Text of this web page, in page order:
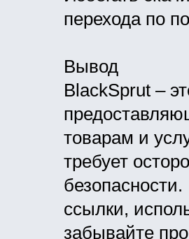
перехода по
Вывод
BlackSprut –
товарам и
требует
ссылки,
забывайте